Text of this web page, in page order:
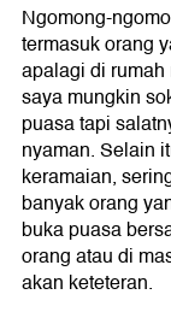
Ngomong-
termasuk orang
apalagi di
saya mungkin
puasa tapi
nyaman. Selain
keramaian,
banyak orang
buka puasa
orang atau di
akan keteteran.